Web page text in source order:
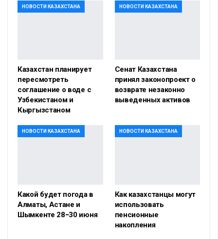
НОВОСТИ КАЗАХСТАНА
Казахстан планирует
пересмотреть
соглашение о воде с
Узбекистаном и
Кыргызстаном
НОВОСТИ КАЗАХСТАНА
Сенат Казахстана
принял законопроект о
возврате незаконно
выведенных активов
НОВОСТИ КАЗАХСТАНА
Какой будет погода в
Алматы, Астане и
Шымкенте 28−30 июня
НОВОСТИ КАЗАХСТАНА
Как казахстанцы могут
использовать
пенсионные
накопления